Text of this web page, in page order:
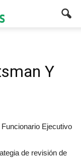
Y
Ejecutivo
de revisión de